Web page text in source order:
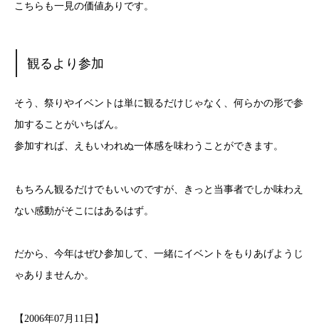
こちらも一見の価値ありです。
観るより参加
そう、祭りやイベントは単に観るだけじゃなく、何らかの形で参
加することがいちばん。
参加すれば、えもいわれぬ一体感を味わうことができます。
もちろん観るだけでもいいのですが、きっと当事者でしか味わえ
ない感動がそこにはあるはず。
だから、今年はぜひ参加して、一緒にイベントをもりあげようじ
ゃありませんか。
【2006年07月11日】